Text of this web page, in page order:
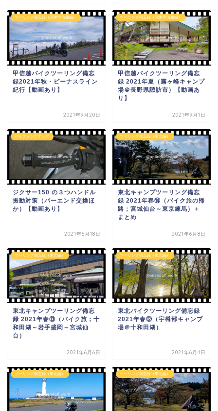
ツーリング備忘録（関東甲信越編）
甲信越バイクツーリング備忘
録2021年秋・ビーナスライン
紀行【動画あり】
2021年9月20日
ツーリング備忘録（関東甲信越編）
甲信越バイクツーリング備忘
録 2021年夏（霧ヶ峰キャンプ
場＠長野県諏訪市）【動画あ
り】
2021年9月1日
バイクメンテナンス
ジクサー150 の３つハンドル
振動対策（バーエンド交換ほ
か）【動画あり】
2021年6月18日
ツーリング備忘録（東北編）
東北キャンプツーリング備忘
録 2021年春⑭（バイク旅の帰
路；宮城仙台～東京練馬）＋
まとめ
2021年6月8日
ツーリング備忘録（東北編）
東北キャンプツーリング備忘
録 2021年春⑬（バイク旅；十
和田湖～岩手盛岡～宮城仙
台）
2021年6月6日
ツーリング備忘録（東北編）
東北バイクツーリング備忘録
2021年春⑫（宇樽部キャンプ
場＠十和田湖）
2021年6月4日
ツーリング備忘録（東北編） ツーリング備忘録（東北編）